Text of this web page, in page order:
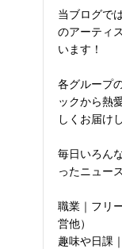
当ブログで
のアーティ
います！
各グループ
ックから熱
しくお届け
毎日いろん
ったニュー
職業｜フリ
営他）
趣味や日課